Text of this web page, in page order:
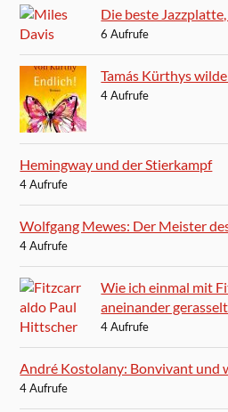
Die beste
6 Aufrufe
Tamás Kürthys
4 Aufrufe
Hemingway und der Stierkampf
4 Aufrufe
Wolfgang Mewes: Der Meister
4 Aufrufe
Wie ich einmal mit
aneinander
4 Aufrufe
André Kostolany: Bonvivant und
4 Aufrufe